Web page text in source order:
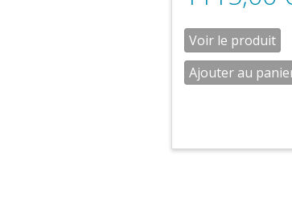
Voir le produit
Ajouter au